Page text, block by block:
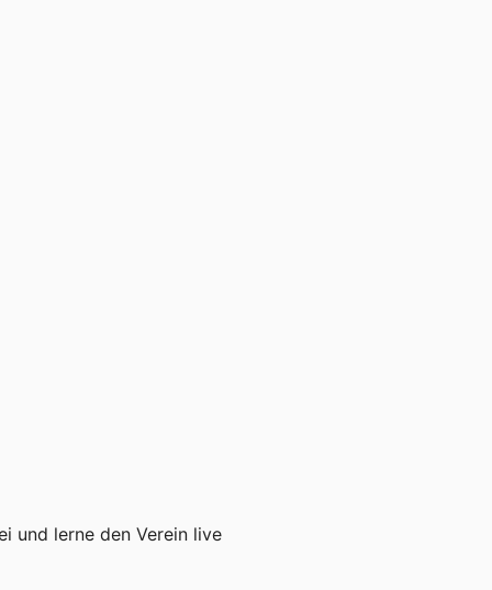
und lerne den Verein live